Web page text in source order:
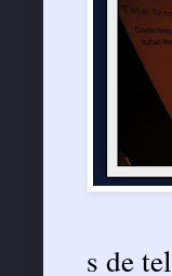
s de